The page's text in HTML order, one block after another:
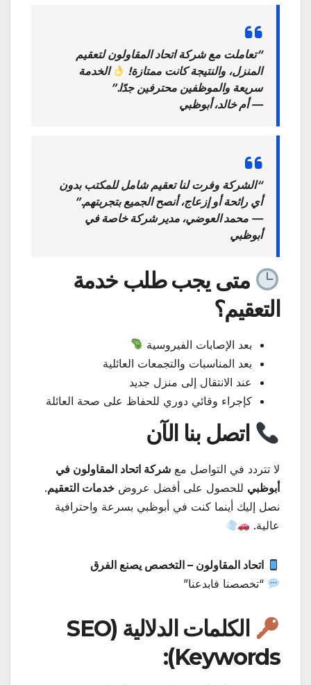
“تعاملت مع شركة اتحاد المقاولون لتعقيم
المنزل، والنتيجة كانت ممتازة!
الخدمة
سريعة والموظفين محترفين جدًا.”
—أم خالد، أبوظبي
“الشركة وفرت لنا تعقيم شامل للمكتب بدون
أي رائحة أو إزعاج، أنصح الجميع بتجربتهم.”
— محمد العوضي، مدير شركة خاصة في
أبوظبي
متى يجب طلب خدمة
التعقيم؟
بعد الإصابات الفيروسية
بعد المناسبات والتجمعات العائلية
عند الانتقال إلى منزل جديد
كإجراء وقائي دوري للحفاظ على صحة العائلة
اتصل بنا الآن
لا تتردد في التواصل مع شركة اتحاد المقاولون في
أبوظبي للحصول على أفضل عروض خدمات التعقيم.
نصل إليك أينما كنت في أبوظبي بسرعة واحترافية
عالية.
اتحاد المقاولون – التخصص يصنع الفرق
“تخصصنا فابدعنا”
الكلمات الدلالية (SEO
Keywords):